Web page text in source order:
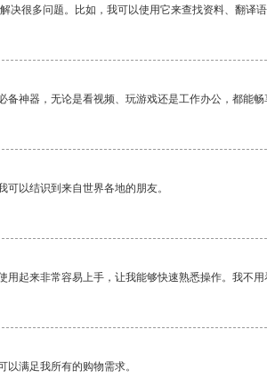
决很多问题。比如，我可以使用它来查找资料、翻译语
备神器，无论是看视频、玩游戏还是工作办公，都能
以结识到来自世界各地的朋友。
用起来非常容易上手，让我能够快速熟悉操作。我不用
满足我所有的购物需求。